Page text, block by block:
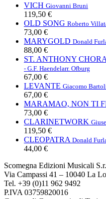
VICH Giovanni Bruni
119,50 €
OLD SONG Roberto
73,00 €
MARYGOLD Donald
88,00 €
ST. ANTHONY
- G.F. Haendelarr. Ofburg
67,00 €
LEVANTE Giacomo
67,00 €
MARAMAO, NON TI
73,00 €
CLARINETWORK
119,50 €
CLEOPATRA Donald
44,00 €
Scomegna Edizioni Musicali
Via Campassi 41 – 10040 La
Tel. +39 (0)11 962 9492
P.IVA 03759820016